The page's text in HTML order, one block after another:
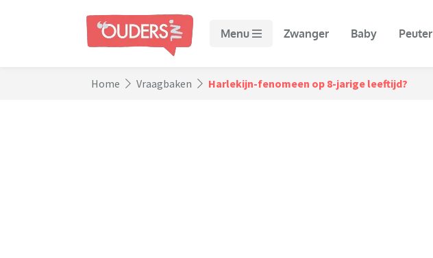
Menu Zwanger Baby Peuter
Home Vraagbaken Harlekijn-fenomeen op 8-jarige leeftijd?